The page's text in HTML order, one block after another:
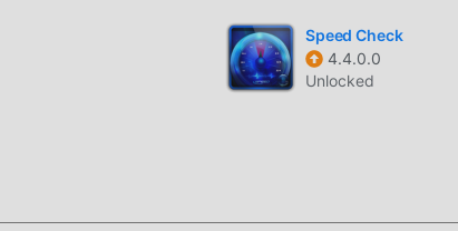
Speed Check
4.4.0.0
Unlocked